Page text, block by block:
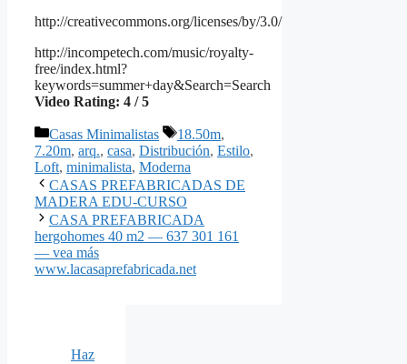
http://creativecommons.org/licenses/by/3.0/
http://incompetech.com/music/royalty-
free/index.html?
keywords=summer+day&Search=Search
Video Rating: 4 / 5
Categorías
Casas Minimalistas Etiquetas
18.50m,
7.20m, arq., casa, Distribución, Estilo,
Loft, minimalista, Moderna
CASAS PREFABRICADAS DE
MADERA EDU-CURSO
CASA PREFABRICADA
hergohomes 40 m2 — 637 301 161
— vea más
www.lacasaprefabricada.net
Haz